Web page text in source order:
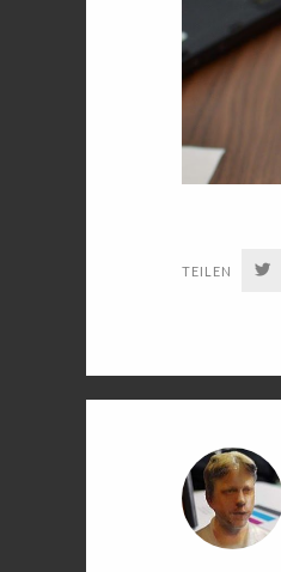
TEILEN